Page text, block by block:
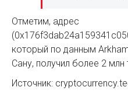
Отметим, адрес
который по данным
Сану, получил более 2 млн
Источник: